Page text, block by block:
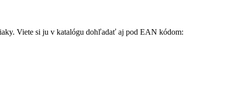
Viete si ju v katalógu dohľadať aj pod EAN kódom: